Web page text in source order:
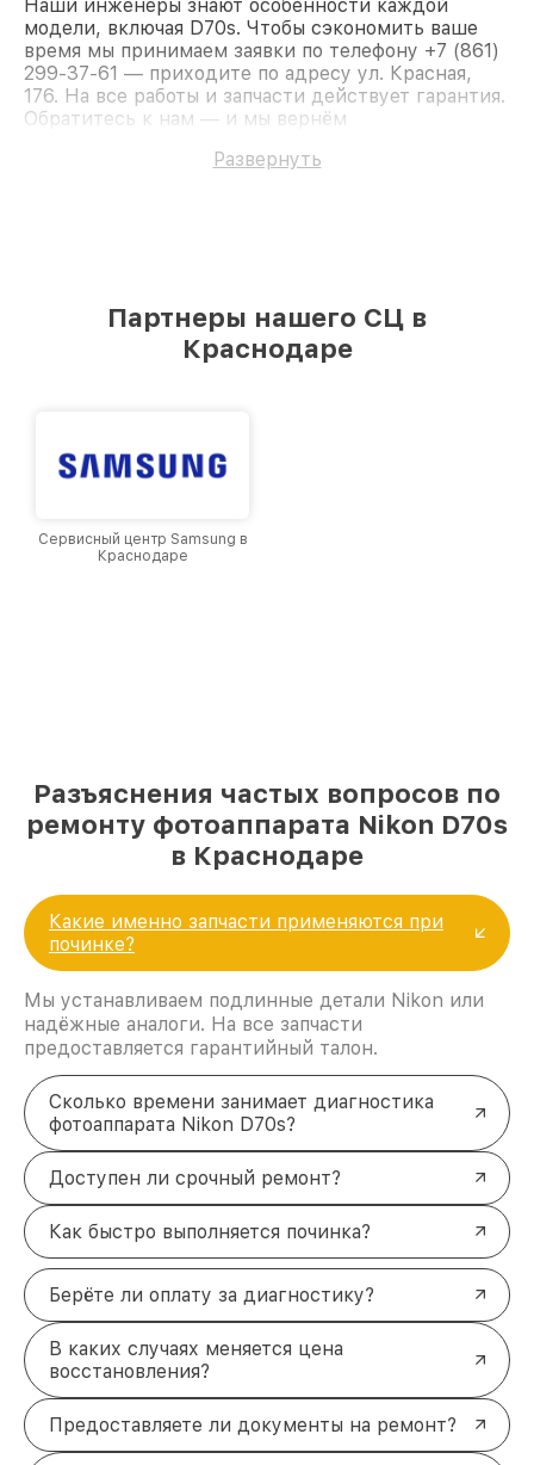
Наши инженеры знают особенности каждой
модели, включая D70s. Чтобы сэкономить ваше
время мы принимаем заявки по телефону +7 (861)
299-37-61 — приходите по адресу ул. Красная,
176. На все работы и запчасти действует гарантия.
Обратитесь к нам — и мы вернём
Развернуть
Партнеры нашего СЦ в
Краснодаре
Сервисный центр Samsung в
Краснодаре
Разъяснения частых вопросов по
ремонту фотоаппарата Nikon D70s
в Краснодаре
Какие именно запчасти применяются при
починке?
Мы устанавливаем подлинные детали Nikon или
надёжные аналоги. На все запчасти
предоставляется гарантийный талон.
Сколько времени занимает диагностика
фотоаппарата Nikon D70s?
Доступен ли срочный ремонт?
Как быстро выполняется починка?
Берёте ли оплату за диагностику?
В каких случаях меняется цена
восстановления?
Предоставляете ли документы на ремонт?